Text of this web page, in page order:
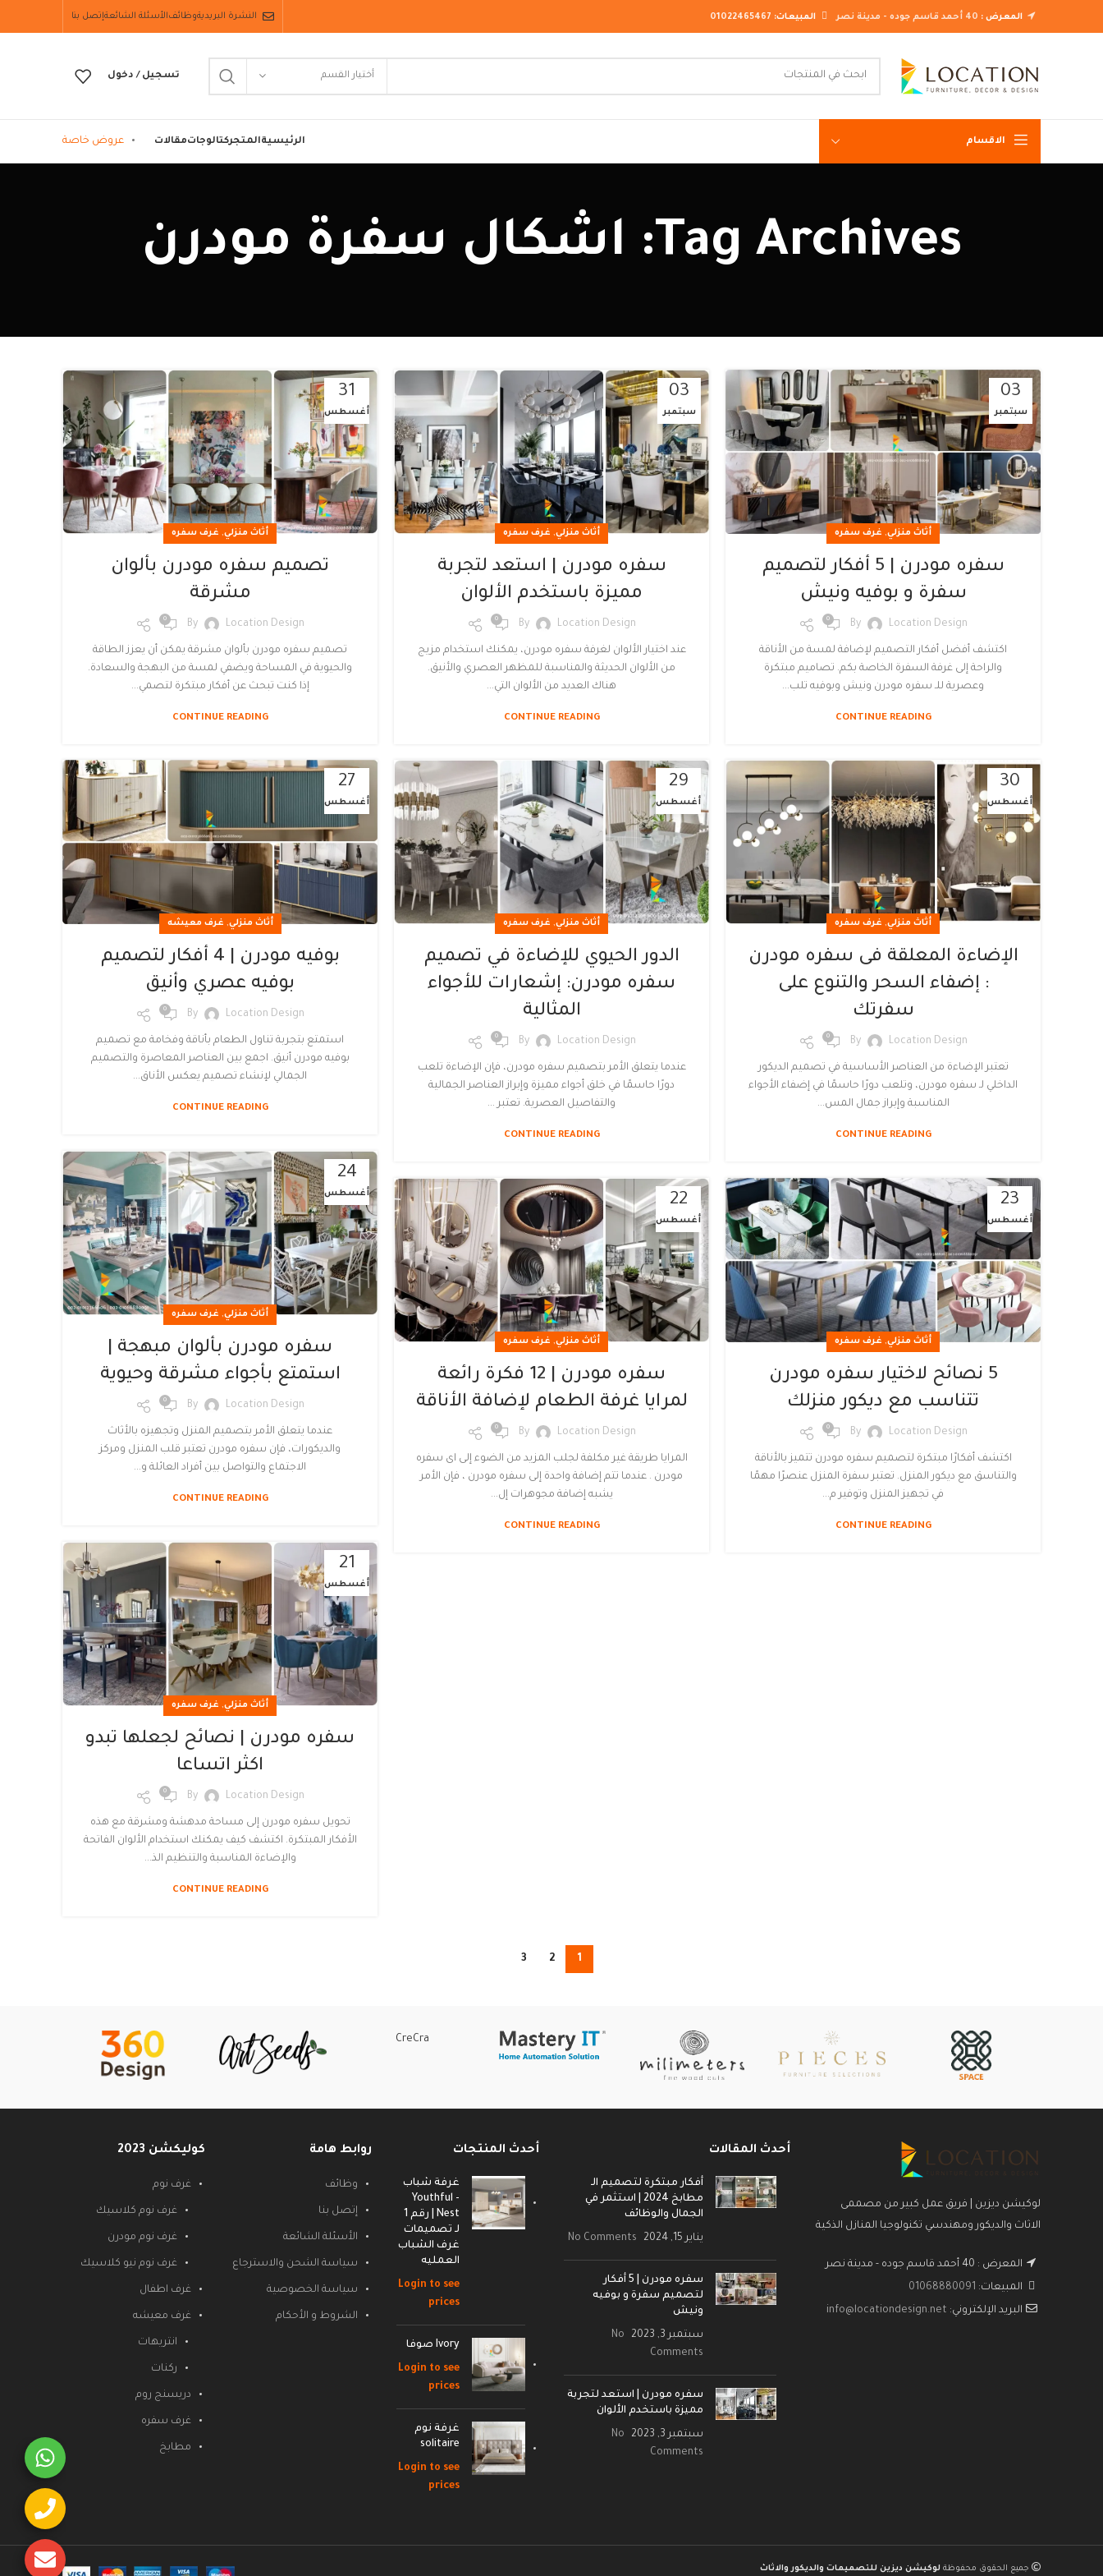
المعرض : المبيعات: 01022465467 النشرة البريديةوظائفالأسئلة الشائعةإتصل بنا
أختيار القسم تسجيل / دخول
الاقسام
غرف نوم مودرن
غرف نوم نيو كلاسيك
الرئيسيةالمتجركتالوجاتمقالات عروض خاصة
Tag Archives: اشكال سفرة مودرن
03
سبتمبر
أثاث منزلي, غرف سفره
سفره مودرن | 5 أفكار لتصميم
سفرة و بوفيه ونيش
By Location Design
0
اكتشف أفضل أفكار التصميم لإضافة لمسة من الأناقة
والراحة إلى غرفة السفرة الخاصة بكم. تصاميم مبتكرة
وعصرية للـ سفره مودرن ونيش وبوفيه تلب...
CONTINUE READING
03
سبتمبر
أثاث منزلي, غرف سفره
سفره مودرن | استعد لتجربة
مميزة باستخدم الألوان
By Location Design
0
عند اختيار الألوان لغرفة سفره مودرن، يمكنك استخدام مزيج
من الألوان الحديثة والمناسبة للمظهر العصري والأنيق.
هناك العديد من الألوان التي...
CONTINUE READING
31
أغسطس
أثاث منزلي, غرف سفره
تصميم سفره مودرن بألوان
مشرقة
By Location Design
0
تصميم سفره مودرن بألوان مشرقة يمكن أن يعزز الطاقة
والحيوية في المساحة ويضفي لمسة من البهجة والسعادة.
إذا كنت تبحث عن أفكار مبتكرة لتصمي...
CONTINUE READING
30
أغسطس
أثاث منزلي, غرف سفره
الإضاءة المعلقة فى سفره مودرن
: إضفاء السحر والتنوع على
سفرتك
By Location Design
0
تعتبر الإضاءة من العناصر الأساسية في تصميم الديكور
الداخلي لـ سفره مودرن، وتلعب دورًا حاسمًا في إضفاء الأجواء
المناسبة وإبراز جمال المس...
CONTINUE READING
29
أغسطس
أثاث منزلي, غرف سفره
الدور الحيوي للإضاءة في تصميم
سفره مودرن: إشعارات للأجواء
المثالية
By Location Design
0
عندما يتعلق الأمر بتصميم سفره مودرن، فإن الإضاءة تلعب
دورًا حاسمًا في خلق أجواء مميزة وإبراز العناصر الجمالية
والتفاصيل العصرية. تعتبر ...
CONTINUE READING
27
أغسطس
أثاث منزلي, غرف معيشه
بوفيه مودرن | 4 أفكار لتصميم
بوفيه عصري وأنيق
By Location Design
0
استمتع بتجربة تناول الطعام بأناقة وفخامة مع تصميم
بوفيه مودرن أنيق. اجمع بين العناصر المعاصرة والتصميم
الجمالي لإنشاء تصميم يعكس الأناق...
CONTINUE READING
24
أغسطس
أثاث منزلي, غرف سفره
سفره مودرن بألوان مبهجة |
استمتع بأجواء مشرقة وحيوية
By Location Design
0
عندما يتعلق الأمر بتصميم المنزل وتجهيزه بالأثاث
والديكورات، فإن سفره مودرن تعتبر قلب المنزل ومركز
الاجتماع والتواصل بين أفراد العائلة و...
CONTINUE READING
23
أغسطس
أثاث منزلي, غرف سفره
5 نصائح لاختيار سفره مودرن
تتناسب مع ديكور منزلك
By Location Design
0
اكتشف أفكارًا مبتكرة لتصميم سفره مودرن تتميز بالأناقة
والتناسق مع ديكور المنزل. تعتبر سفرة المنزل عنصرًا مهمًا
في تجهيز المنزل وتوفير م...
CONTINUE READING
22
أغسطس
أثاث منزلي, غرف سفره
سفره مودرن | 12 فكرة رائعة
لمرايا غرفة الطعام لإضافة الأناقة
By Location Design
0
المرايا طريقة غير مكلفة لجلب المزيد من الضوء إلى اى سفره
مودرن . عندما تتم إضافة واحدة إلى سفره مودرن ، فإن الأمر
يشبه إضافة مجوهرات إل...
CONTINUE READING
21
أغسطس
أثاث منزلي, غرف سفره
سفره مودرن | نصائح لجعلها تبدو
اكثر اتساعا
By Location Design
0
تحويل سفره مودرن إلى مساحة مدهشة ومشرقة مع هذه
الأفكار المبتكرة. اكتشف كيف يمكنك استخدام الألوان الفاتحة
والإضاءة المناسبة والتنظيم الذ...
CONTINUE READING
1
2
3
CreCra
لوكيشن ديزين | فريق عمل كبير من مصممى
الاثاث والديكور ومهندسي تكنولوجيا المنازل الذكية
المعرض : 40 أحمد قاسم جوده - مدينة نصر
المبيعات: 01068880091
البريد الإلكتروني: info@locationdesign.net
أحدث المقالات
أفكار مبتكرة لتصميم الـ
مطابخ 2024 | استثمر في
الجمال والوظائف
يناير 15, 2024 No Comments
سفره مودرن | 5 أفكار
لتصميم سفرة و بوفيه
ونيش
سبتمبر 3, 2023
No
Comments
سفره مودرن | استعد لتجربة
مميزة باستخدم الألوان
سبتمبر 3, 2023
No
Comments
أحدث المنتجات
غرفة شباب
- Youthful
Nest | رقم 1
لـ تصميمات
غرف الشباب
العمليه
Login to see
prices
Ivory صوفا
Login to see
prices
غرفة نوم
solitaire
Login to see
prices
روابط هامة
وظائف
إتصل بنا
الأسئلة الشائعة
سياسة الشحن والاسترجاع
سياسة الخصوصية
الشروط و الأحكام
كوليكشن 2023
غرف نوم
غرف نوم كلاسيك
غرف نوم مودرن
غرف نوم نيو كلاسيك
غرف اطفال
غرف معيشه
انتريهات
ركنات
دريسنج روم
غرف سفره
مطابخ
جميع الحقوق محفوظة لوكيشن ديزين للتصميمات والديكور والاثاث